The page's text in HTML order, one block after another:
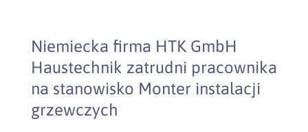
Niemiecka firma HTK GmbH
Haustechnik zatrudni pracownika
na stanowisko Monter instalacji
grzewczych